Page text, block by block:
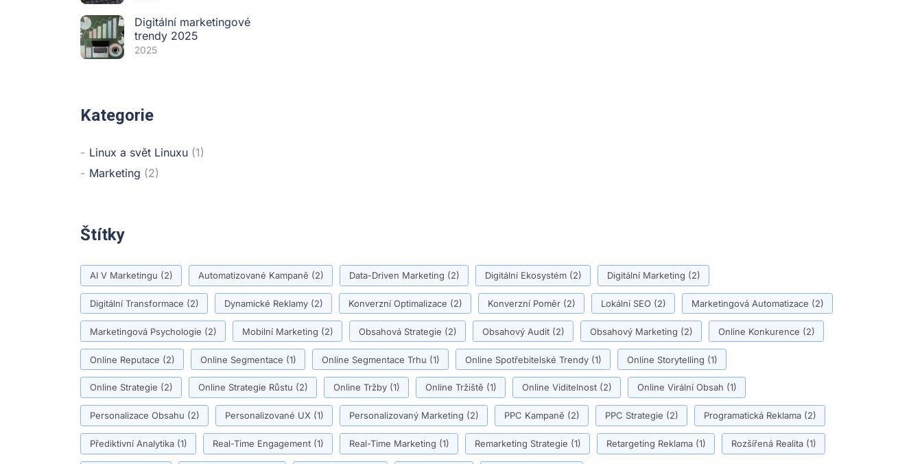
Digitální marketingové
trendy 2025
2025
Kategorie
Linux a svět Linuxu (1)
Marketing (2)
Štítky
AI V Marketingu (2) Automatizované Kampaně (2) Data-Driven Marketing (2) Digitální Ekosystém(2) Digitální Marketing (2)
Digitální Transformace (2) Dynamické Reklamy(2) Konverzní Optimalizace (2) Konverzní Poměr(2) Lokální SEO(2) Marketingová Automatizace (2)
Marketingová Psychologie (2) Mobilní Marketing (2) Obsahová Strategie (2) Obsahový Audit(2) Obsahový Marketing (2) Online Konkurence (2)
Online Reputace (2) Online Segmentace (1) Online Segmentace Trhu (1) Online Spotřebitelské Trendy(1) Online Storytelling (1)
Online Strategie (2) Online Strategie Růstu (2) Online Tržby(1) Online Tržiště (1) Online Viditelnost(2) Online Virální Obsah (1)
Personalizace Obsahu (2) Personalizované UX(1) Personalizovaný Marketing (2) PPC Kampaně (2) PPC Strategie (2) Programatická Reklama(2)
Přediktivní Analytika(1) Real-Time Engagement(1) Real-Time Marketing (1) Remarketing Strategie (1) Retargeting Reklama(1) Rozšířená Realita(1)